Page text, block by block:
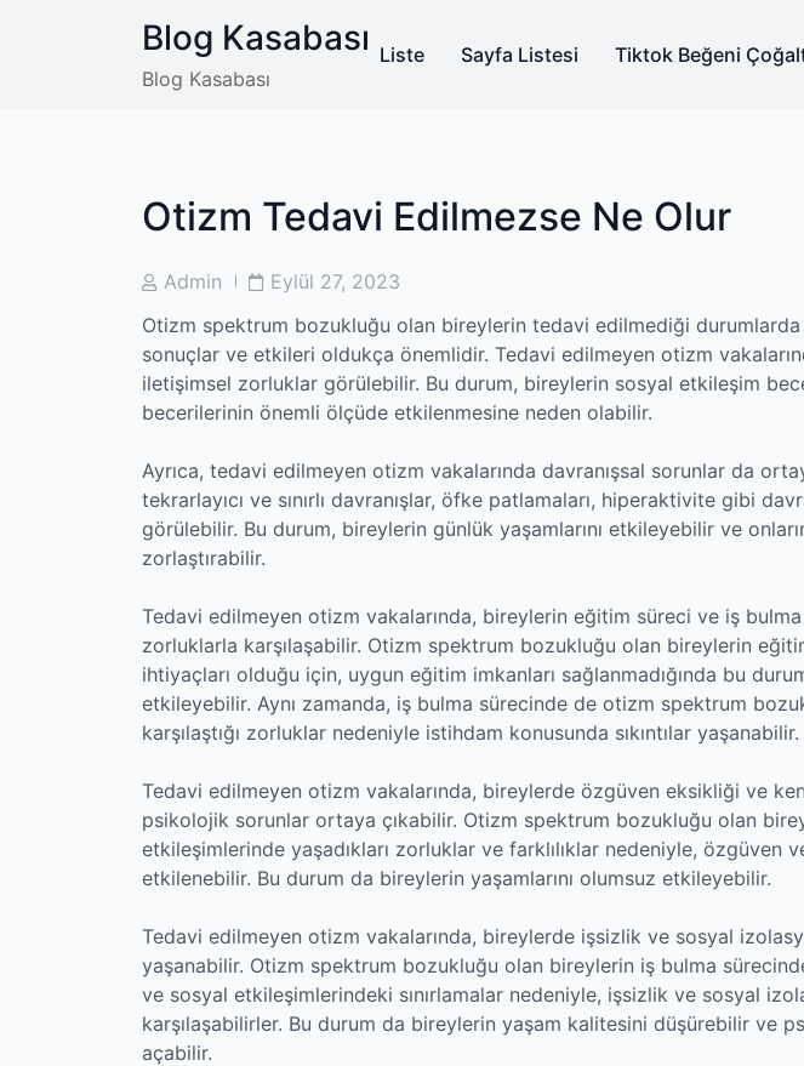
Blog Kasabası
Blog Kasabası
Liste Sayfa Listesi Tiktok Beğeni
Otizm Tedavi Edilmezse Ne Olur
PostAdmin
PostEylül 27, 2023
Otizm spektrum bozukluğu olan bireylerin tedavi edilmediği durumlarda
sonuçlar ve etkileri oldukça önemlidir. Tedavi edilmeyen otizm
iletişimsel zorluklar görülebilir. Bu durum, bireylerin sosyal etkileşim
becerilerinin önemli ölçüde etkilenmesine neden olabilir.
Ayrıca, tedavi edilmeyen otizm vakalarında davranışsal sorunlar da
tekrarlayıcı ve sınırlı davranışlar, öfke patlamaları, hiperaktivite gibi
görülebilir. Bu durum, bireylerin günlük yaşamlarını etkileyebilir ve
zorlaştırabilir.
Tedavi edilmeyen otizm vakalarında, bireylerin eğitim süreci ve iş
zorluklarla karşılaşabilir. Otizm spektrum bozukluğu olan bireylerin
ihtiyaçları olduğu için, uygun eğitim imkanları sağlanmadığında bu
etkileyebilir. Aynı zamanda, iş bulma sürecinde de otizm spektrum
karşılaştığı zorluklar nedeniyle istihdam konusunda sıkıntılar yaşanabilir.
Tedavi edilmeyen otizm vakalarında, bireylerde özgüven eksikliği ve
psikolojik sorunlar ortaya çıkabilir. Otizm spektrum bozukluğu olan
etkileşimlerinde yaşadıkları zorluklar ve farklılıklar nedeniyle, özgüven
etkilenebilir. Bu durum da bireylerin yaşamlarını olumsuz etkileyebilir.
Tedavi edilmeyen otizm vakalarında, bireylerde işsizlik ve sosyal
yaşanabilir. Otizm spektrum bozukluğu olan bireylerin iş bulma
ve sosyal etkileşimlerindeki sınırlamalar nedeniyle, işsizlik ve sosyal
karşılaşabilirler. Bu durum da bireylerin yaşam kalitesini düşürebilir ve
açabilir.